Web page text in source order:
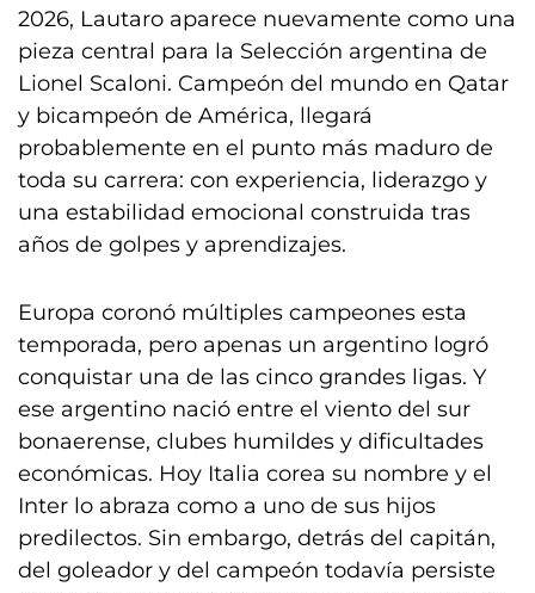
2026, Lautaro aparece nuevamente como una
pieza central para la Selección argentina de
Lionel Scaloni. Campeón del mundo en Qatar
y bicampeón de América, llegará
probablemente en el punto más maduro de
toda su carrera: con experiencia, liderazgo y
una estabilidad emocional construida tras
años de golpes y aprendizajes.
Europa coronó múltiples campeones esta
temporada, pero apenas un argentino logró
conquistar una de las cinco grandes ligas. Y
ese argentino nació entre el viento del sur
bonaerense, clubes humildes y dificultades
económicas. Hoy Italia corea su nombre y el
Inter lo abraza como a uno de sus hijos
predilectos. Sin embargo, detrás del capitán,
del goleador y del campeón todavía persiste